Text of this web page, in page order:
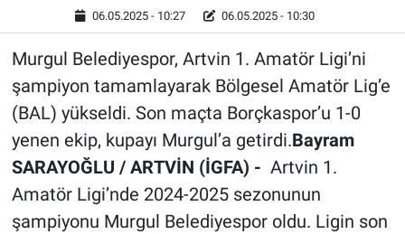
06.05.2025 - 10:27 06.05.2025 - 10:30
Murgul Belediyespor, Artvin 1. Amatör Ligi’ni
şampiyon tamamlayarak Bölgesel Amatör Lig’e
(BAL) yükseldi. Son maçta Borçkaspor’u 1-0
yenen ekip, kupayı Murgul’a getirdi.Bayram
SARAYOĞLU / ARTVİN (İGFA) - Artvin 1.
Amatör Ligi’nde 2024-2025 sezonunun
şampiyonu Murgul Belediyespor oldu. Ligin son